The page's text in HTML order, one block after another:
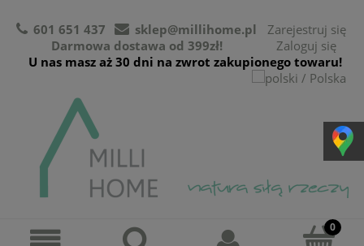
601 651 437
sklep@millihome.pl
Darmowa dostawa od 399zł!
U nas masz aż 30 dni na zwrot zakupionego towaru!
Zarejestruj się
Zaloguj się